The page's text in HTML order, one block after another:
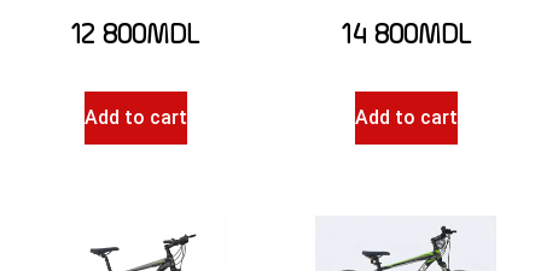
12 800MDL
Add to cart
14 800MDL
Add to cart